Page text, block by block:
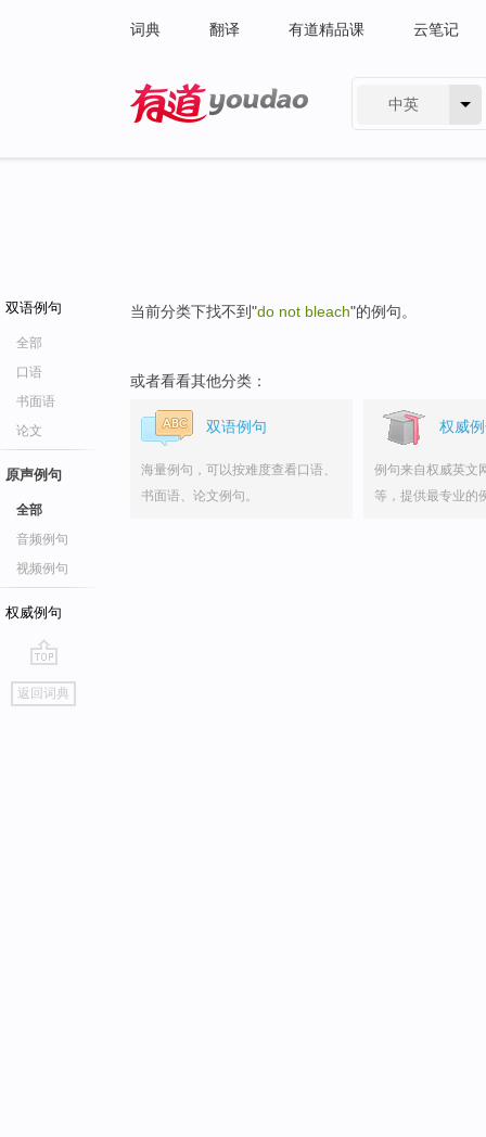
词典 翻译 有道精品课 云笔记
中英
双语例句
全部
口语
书面语
论文
原声例句
全部
音频例句
视频例句
权威例句
go
top
返回词典
当前分类下找不到"do not bleach"的例句。
或者看看其他分类：
双语例句
海量例句，可以按难度查看口语、
书面语、论文例句。
权威
例句来自权威英文
等，提供最专业的